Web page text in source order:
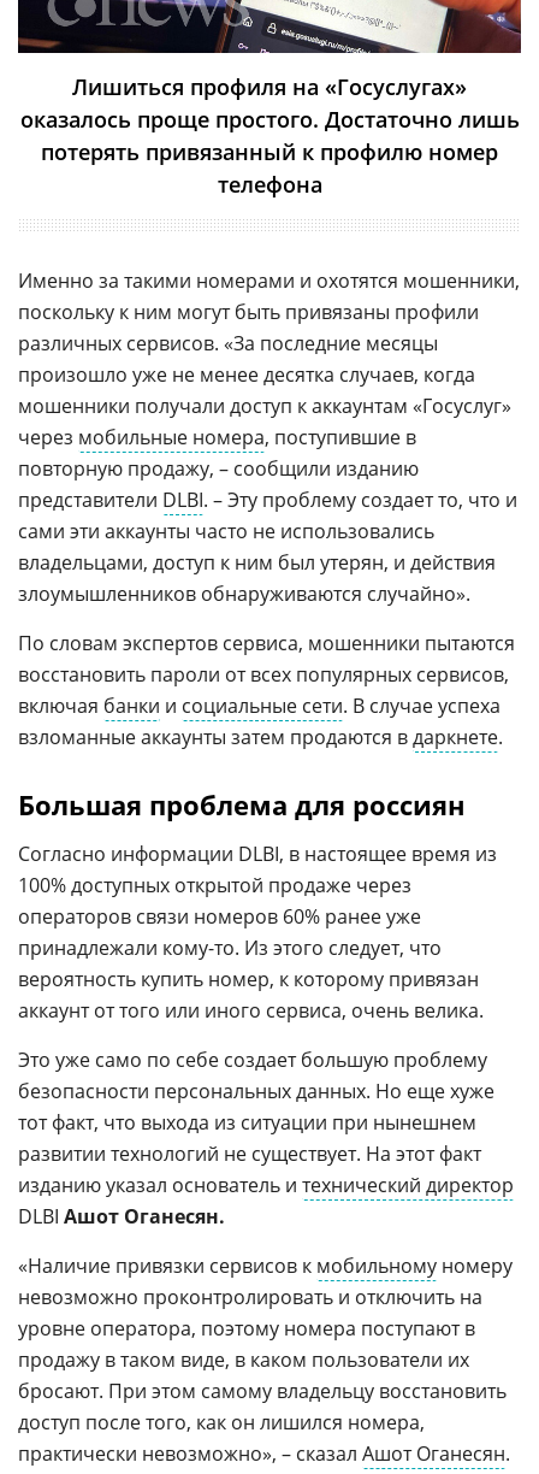
Лишиться профиля на «Госуслугах»
оказалось проще простого. Достаточно лишь
потерять привязанный к профилю номер
телефона
Именно за такими номерами и охотятся мошенники,
поскольку к ним могут быть привязаны профили
различных сервисов. «За последние месяцы
произошло уже не менее десятка случаев, когда
мошенники получали доступ к аккаунтам «Госуслуг»
через мобильные номера, поступившие в
повторную продажу, – сообщили изданию
представители DLBI. – Эту проблему создает то, что и
сами эти аккаунты часто не использовались
владельцами, доступ к ним был утерян, и действия
злоумышленников обнаруживаются случайно».
По словам экспертов сервиса, мошенники пытаются
восстановить пароли от всех популярных сервисов,
включая банки и социальные сети. В случае успеха
взломанные аккаунты затем продаются вдаркнете.
Большая проблема для россиян
Согласно информации DLBI, в настоящее время из
100% доступных открытой продаже через
операторов связи номеров 60% ранее уже
принадлежали кому-то. Из этого следует, что
вероятность купить номер, к которому привязан
аккаунт от того или иного сервиса, очень велика.
Это уже само по себе создает большую проблему
безопасности персональных данных. Но еще хуже
тот факт, что выхода из ситуации при нынешнем
развитии технологий не существует. На этот факт
изданию указал основатель и технический директор
DLBI Ашот Оганесян.
«Наличие привязки сервисов к мобильному номеру
невозможно проконтролировать и отключить на
уровне оператора, поэтому номера поступают в
продажу в таком виде, в каком пользователи их
бросают. При этом самому владельцу восстановить
доступ после того, как он лишился номера,
практически невозможно», – сказал Ашот Оганесян.